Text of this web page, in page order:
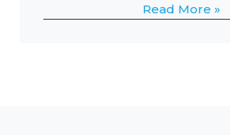
Read More »